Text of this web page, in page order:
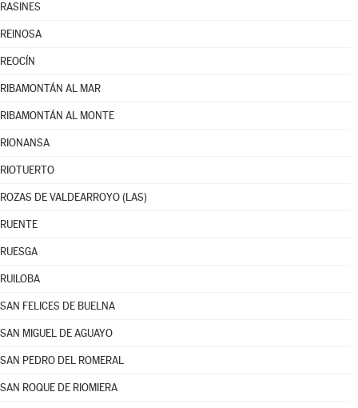
RASINES
REINOSA
REOCÍN
RIBAMONTÁN AL MAR
RIBAMONTÁN AL MONTE
RIONANSA
RIOTUERTO
ROZAS DE VALDEARROYO (LAS)
RUENTE
RUESGA
RUILOBA
SAN FELICES DE BUELNA
SAN MIGUEL DE AGUAYO
SAN PEDRO DEL ROMERAL
SAN ROQUE DE RIOMIERA